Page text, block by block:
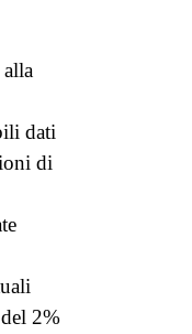
dati
di
2%